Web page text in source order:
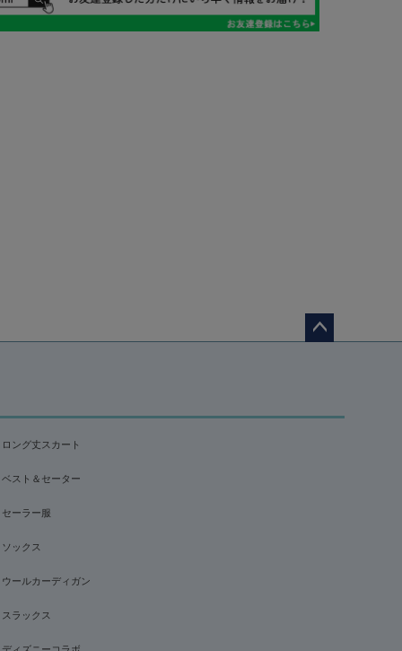
ロング丈スカート
ベスト＆セーター
セーラー服
ソックス
ウールカーディガン
スラックス